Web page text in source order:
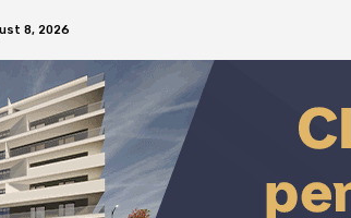
8, 2026